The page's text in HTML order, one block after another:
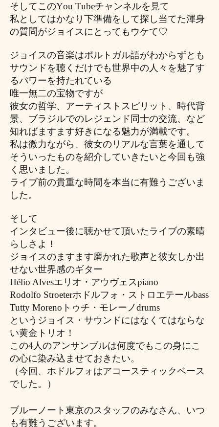
そしてこのYou Tubeチャンネルを見て
私としてはかなり下準備をして探し当てた渾身
の質問がジョイスにとってもウケて♡
ジョイスの音楽はポルトガル語がわからずとも
サウンドを聴くだけでも世界中の人々を魅了す
るパワーを持たれている
唯一無二の宝物ですが
彼女の哲学、アーティストスピリット、時代背
景、ブラジルでのレジェンド同士の交流、など
知ればますます好きになる魅力が満載です。
私は微力ながら、彼女のリアルな言葉を通して
そういったものを紹介していきたいと今回も強
く思いました。
ライブ前の貴重な時間を本当に有難うございま
した。
そして
インタビュー後に聴かせて頂いたライブの素晴
らしさよ！
ジョイスのますます磨かれた歌声と彼女しか出
せない世界感のギター
Hélio Alvesエリオ・アウヴェスpiano
Rodolfo Stroeterホドルフォ・ストロエテールbass
Tutty Morenoトゥチ・モレーノdrums
というジョイス・サウンドにはなくてはならな
い黄金トリオ！
この4人のアンサンブルは何度でもこの身にこ
の心に染み込ませておきたい。
（今回、ホドルフォはアコースティックベース
でした。）
ブルーノート東京のスタッフのみなさん、いつ
も有難うございます。